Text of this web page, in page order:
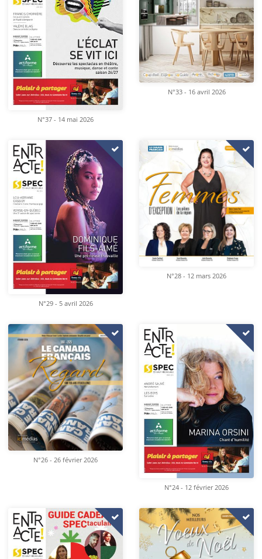
N°37 - 14 mai 2026
N°33 - 16 avril 2026
N°29 - 5 avril 2026
N°28 - 12 mars 2026
N°26 - 26 février 2026
N°24 - 12 février 2026